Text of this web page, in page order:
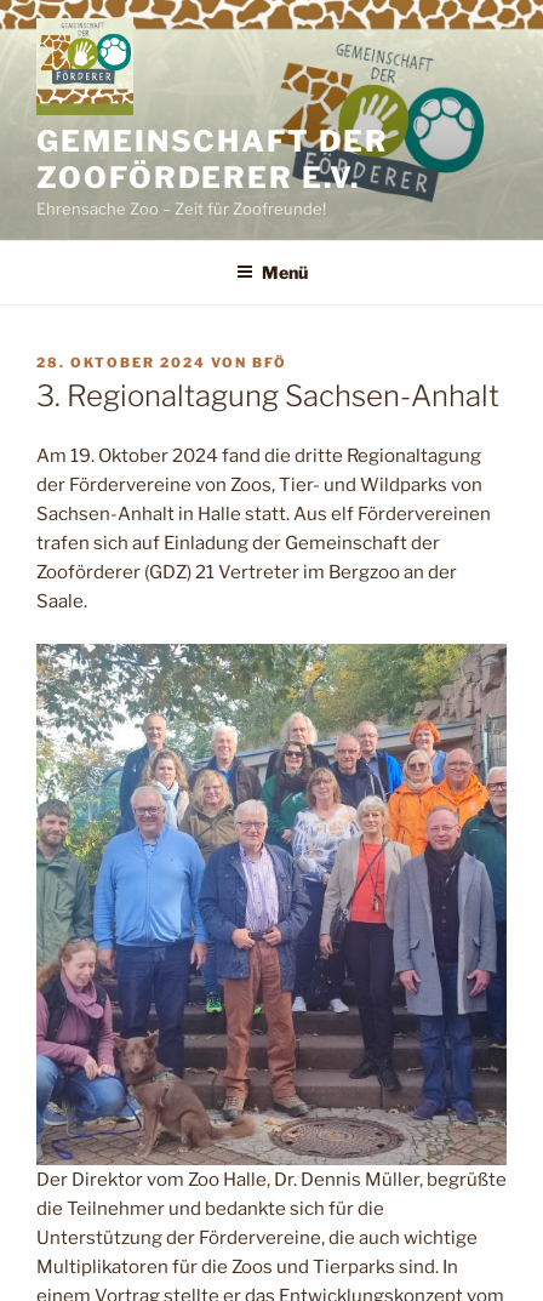
Zum
Inhalt
springen
GEMEINSCHAFT DER
ZOOFÖRDERER E.V.
Ehrensache Zoo – Zeit für Zoofreunde!
Menü
VERÖFFENTLICHT
AM
28. OKTOBER 2024 VON BFÖ
3. Regionaltagung Sachsen-Anhalt
Am 19. Oktober 2024 fand die dritte Regionaltagung
der Fördervereine von Zoos, Tier- und Wildparks von
Sachsen-Anhalt in Halle statt. Aus elf Fördervereinen
trafen sich auf Einladung der Gemeinschaft der
Zooförderer (GDZ) 21 Vertreter im Bergzoo an der
Saale.
Der Direktor vom Zoo Halle, Dr. Dennis Müller, begrüßte
die Teilnehmer und bedankte sich für die
Unterstützung der Fördervereine, die auch wichtige
Multiplikatoren für die Zoos und Tierparks sind. In
einem Vortrag stellte er das Entwicklungskonzept vom